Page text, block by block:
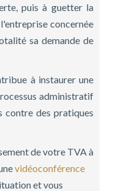
puis à guetter la
concernée
sa demande de
à instaurer une
administratif
contre des pratiques
de votre TVA à
vidéoconférence
et vous